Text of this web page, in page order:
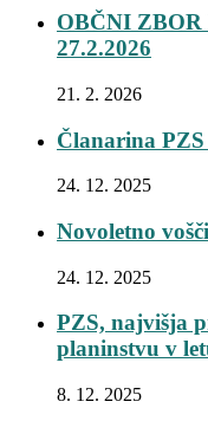
OBČNI
27.2.2026
21. 2. 2026
Članarina PZS
24. 12. 2025
Novoletno
24. 12. 2025
PZS, najvišja
planinstvu v
8. 12. 2025